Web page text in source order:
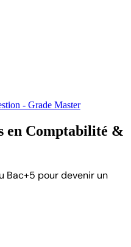
- Grade Master
en Comptabilité &
Bac+5 pour devenir un